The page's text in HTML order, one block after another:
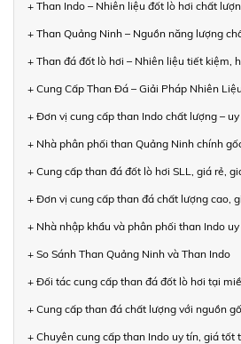
+ Than Indo – Nhiên liệu đốt lò hơi chất
+ Than Quảng Ninh – Nguồn năng lượng
+ Than đá đốt lò hơi – Nhiên liệu tiết kiệm,
+ Cung Cấp Than Đá – Giải Pháp Nhiên
+ Đơn vị cung cấp than Indo chất lượng –
+ Nhà phân phối than Quảng Ninh chính
+ Cung cấp than đá đốt lò hơi SLL, giá rẻ,
+ Đơn vị cung cấp than đá chất lượng cao,
+ Nhà nhập khẩu và phân phối than Indo
+ So Sánh Than Quảng Ninh và Than Indo
+ Đối tác cung cấp than đá đốt lò hơi tại
+ Cung cấp than đá chất lượng với nguồn
+ Chuyên cung cấp than Indo uy tín, giá tốt